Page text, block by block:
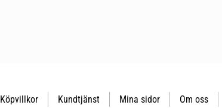
Köpvillkor Kundtjänst Mina sidor Om oss